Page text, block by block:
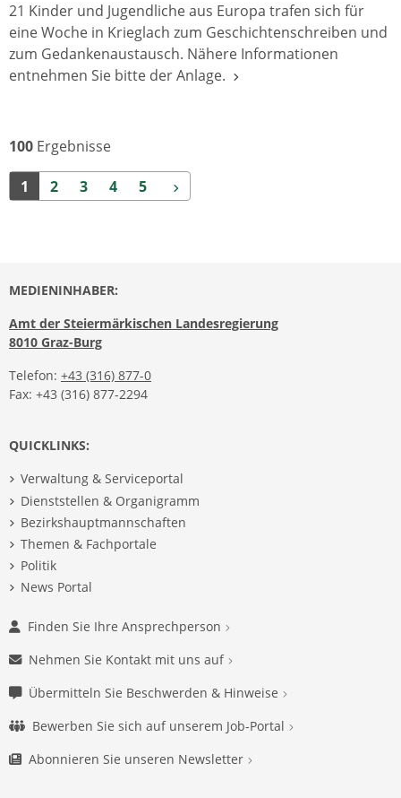
21 Kinder und Jugendliche aus Europa trafen sich für
eine Woche in Krieglach zum Geschichtenschreiben und
zum Gedankenaustausch. Nähere Informationen
entnehmen Sie bitte der Anlage.
100 Ergebnisse
1 2 3 4 5 Weiter
MEDIENINHABER:
Amt der Steiermärkischen Landesregierung
8010 Graz-Burg
Telefon: +43 (316) 877-0
Fax: +43 (316) 877-2294
QUICKLINKS:
Verwaltung & Serviceportal
Dienststellen & Organigramm
Bezirkshauptmannschaften
Themen & Fachportale
Politik
News Portal
Finden Sie Ihre Ansprechperson
Nehmen Sie Kontakt mit uns auf
Übermitteln Sie Beschwerden & Hinweise
Bewerben Sie sich auf unserem Job-Portal
Abonnieren Sie unseren Newsletter